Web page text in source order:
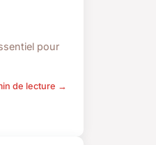
pour
de lecture →